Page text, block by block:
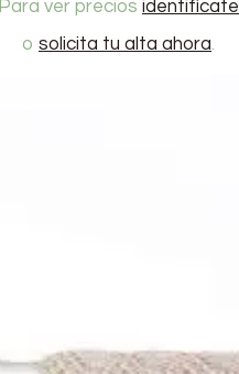
Para ver precios identifícate
o solicita tu alta ahora.